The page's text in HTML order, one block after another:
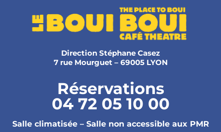
Direction Stéphane Casez
7 rue Mourguet – 69005 LYON
Réservations
04 72 05 10 00
Salle climatisée – Salle non accessible aux PMR